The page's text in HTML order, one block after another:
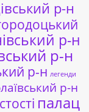
р-н
р-н
р-н
р-н легенди
р-н
палац